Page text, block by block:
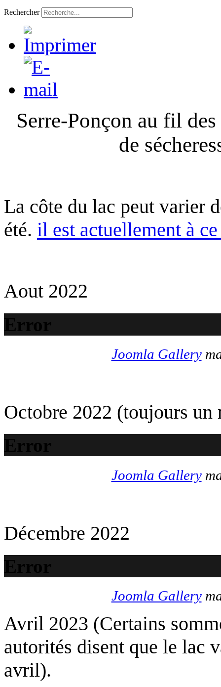
Rechercher
Serre-Ponçon au fil
de
La côte du lac peut varier
été. il est actuellement à
Aout 2022
Error
Joomla Gallery
Octobre 2022 (toujours un
Error
Joomla Gallery
Décembre 2022
Error
Joomla Gallery
Avril 2023 (Certains
autorités disent que le lac
avril).